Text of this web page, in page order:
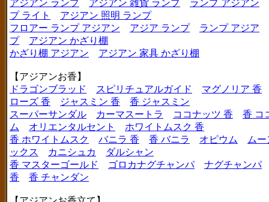
アジアン ランプ
アジアン 雑貨 ランプ
ランプ アジアン
プ ライト
アジアン 照明 ランプ
フロアー ランプ アジアン
アジア ランプ
ランプ アジア
プ
アジアン かざり棚
かざり棚 アジアン
アジアン 家具 かざり棚
【アジアンお香】
ドラゴンブラッド
スピリチュアルガイド
マグノリア 香
ローズ 香
ジャスミン 香
香 ジャスミン
スーパーサンダル
カーマスートラ ココナッツ 香
香 コ
ム
オリエンタルセント
ホワイトムスク 香
香 ホワイトムスク
バニラ 香 香 バニラ オピウム
ムー
ックス
カニシュカ
ダルシャン
香 マスターゴールド
ゴロカナグチャンパ
ナグチャンパ
香
香 チャンダン